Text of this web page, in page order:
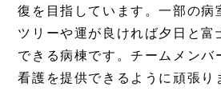
復を目指しています。一部の病
ツリーや運が良ければ夕日と富
できる病棟です。チームメンバ
看護を提供できるように頑張り